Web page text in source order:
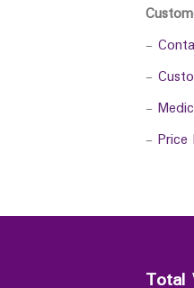
-
-
-
- Price
Total